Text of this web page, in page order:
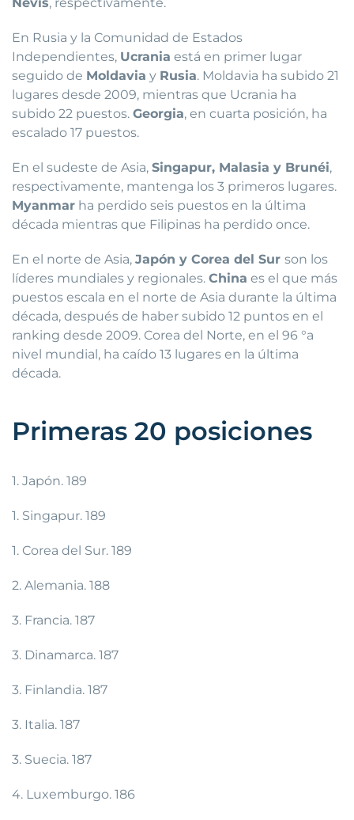
En Rusia y la Comunidad de Estados
Independientes, Ucrania está en primer lugar
seguido de Moldavia y Rusia. Moldavia ha subido 21
lugares desde 2009, mientras que Ucrania ha
subido 22 puestos. Georgia, en cuarta posición, ha
escalado 17 puestos.
En el sudeste de Asia, Singapur, Malasia y Brunéi,
respectivamente, mantenga los 3 primeros lugares.
Myanmar ha perdido seis puestos en la última
década mientras que Filipinas ha perdido once.
En el norte de Asia, Japón y Corea del Sur son los
líderes mundiales y regionales. China es el que más
puestos escala en el norte de Asia durante la última
década, después de haber subido 12 puntos en el
ranking desde 2009. Corea del Norte, en el 96 °a
nivel mundial, ha caído 13 lugares en la última
década.
Primeras 20 posiciones
1. Japón. 189
1. Singapur. 189
1. Corea del Sur. 189
2. Alemania. 188
3. Francia. 187
3. Dinamarca. 187
3. Finlandia. 187
3. Italia. 187
3. Suecia. 187
4. Luxemburgo. 186